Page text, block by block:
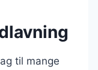
til mange